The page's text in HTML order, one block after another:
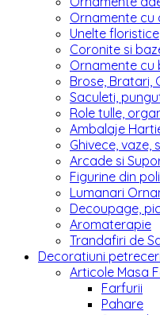
Ornamente cu
Unelte floristice
Coronite si
Ornamente cu
Brose, Bratari,
Saculeti,
Role tulle,
Ambalaje
Ghivece,
Arcade si
Figurine din
Lumanari
Decoupage,
Aromaterapie
Trandafiri de
Decoratiuni petreceri
Articole Masa
Farfurii
Pahare